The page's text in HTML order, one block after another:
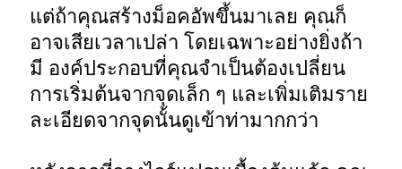
แต่ถ้าคุณสร้างม็อคอัพขึ้นมาเลย คุณก็
อาจเสียเวลาเปล่า โดยเฉพาะอย่างยิ่งถ้า
มี องค์ประกอบที่คุณจำเป็นต้องเปลี่ยน
การเริ่มต้นจากจุดเล็ก ๆ และเพิ่มเติมราย
ละเอียดจากจุดนั้นดูเข้าท่ามากกว่า